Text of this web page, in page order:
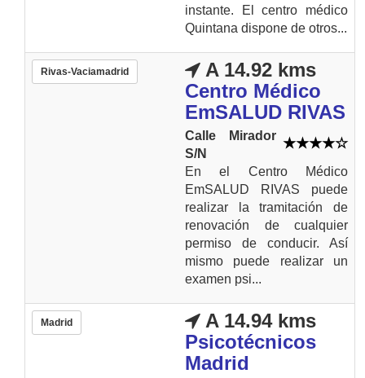
instante. El centro médico
Quintana dispone de otros...
Rivas-Vaciamadrid
A 14.92 kms
Centro Médico
EmSALUD RIVAS
Calle Mirador
S/N
En el Centro Médico
EmSALUD RIVAS puede
realizar la tramitación de
renovación de cualquier
permiso de conducir. Así
mismo puede realizar un
examen psi...
Madrid
A 14.94 kms
Psicotécnicos
Madrid